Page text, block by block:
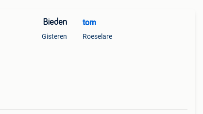
Bieden
Gisteren
tom
Roeselare